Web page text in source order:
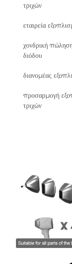
τριχών
εταιρεία
χονδρική
διόδου
διανομέας
προσαρμογή
τριχών